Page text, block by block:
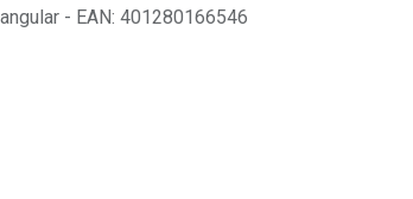
- EAN: 401280166546